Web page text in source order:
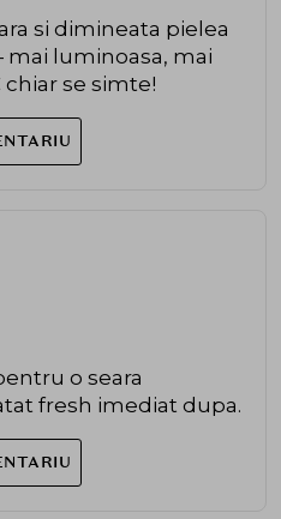
si dimineata pielea
luminoasa, mai
se simte!
o seara
fresh imediat dupa.